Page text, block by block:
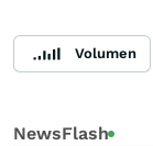
Volumen
NewsFlash